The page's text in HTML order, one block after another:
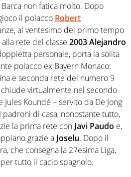
non fatica molto. Dopo
il polacco Robert
al ventesimo del primo tempo
rete del classe 2003 Alejandro
personale, porta la solita
polacco ex Bayern Monaco:
e seconda rete del numero 9
virtualmente nel secondo
Koundé – servito da De Jong
di casa, nonostante tutto,
la prima rete con Javi Paudo e,
grazie a Joselu. Dopo il
che consegna la 27esima Liga,
tutto il cacio spagnolo.